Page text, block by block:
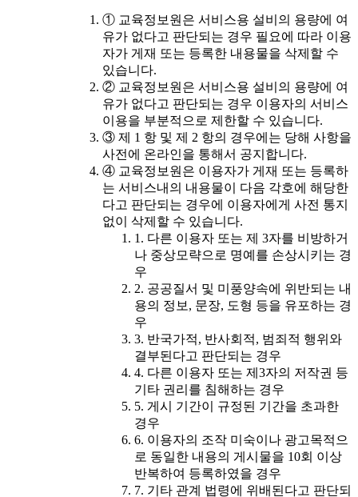
① 교육정보원은 서비스용 설비의 용량에 여
유가 없다고 판단되는 경우 필요에 따라 이용
자가 게재 또는 등록한 내용물을 삭제할 수
있습니다.
② 교육정보원은 서비스용 설비의 용량에 여
유가 없다고 판단되는 경우 이용자의 서비스
이용을 부분적으로 제한할 수 있습니다.
③ 제 1 항 및 제 2 항의 경우에는 당해 사항을
사전에 온라인을 통해서 공지합니다.
④ 교육정보원은 이용자가 게재 또는 등록하
는 서비스내의 내용물이 다음 각호에 해당한
다고 판단되는 경우에 이용자에게 사전 통지
없이 삭제할 수 있습니다.
1. 다른 이용자 또는 제 3자를 비방하거
나 중상모략으로 명예를 손상시키는 경
우
2. 공공질서 및 미풍양속에 위반되는 내
용의 정보, 문장, 도형 등을 유포하는 경
우
3. 반국가적, 반사회적, 범죄적 행위와
결부된다고 판단되는 경우
4. 다른 이용자 또는 제3자의 저작권 등
기타 권리를 침해하는 경우
5. 게시 기간이 규정된 기간을 초과한
경우
6. 이용자의 조작 미숙이나 광고목적으
로 동일한 내용의 게시물을 10회 이상
반복하여 등록하였을 경우
7. 기타 관계 법령에 위배된다고 판단되